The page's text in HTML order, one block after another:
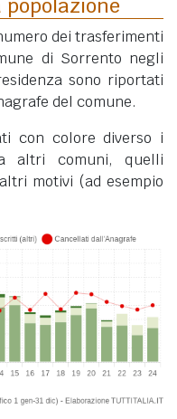
dei trasferimenti
di Sorrento negli
sono riportati
del comune.
con colore diverso i
altri comuni, quelli
motivi (ad esempio